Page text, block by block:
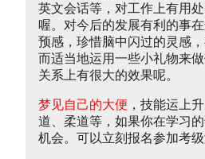
英文会话等，对工作上有用
喔。对今后的发展有利的事
预感，珍惜脑中闪过的灵感
而适当地运用一些小礼物来
关系上有很大的效果呢。
梦见自己的大便 ，技能运上
道、柔道等，如果你在学习
机会。可以立刻报名参加考级